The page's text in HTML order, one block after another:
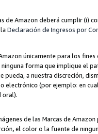
de Amazon deberá cumplir (i)
Declaración de Ingresos por
únicamente para los
ninguna forma que implique el
pueda, a nuestra discreción,
electrónico (por ejemplo: en
oral).
de las Marcas de
el color o la fuente de